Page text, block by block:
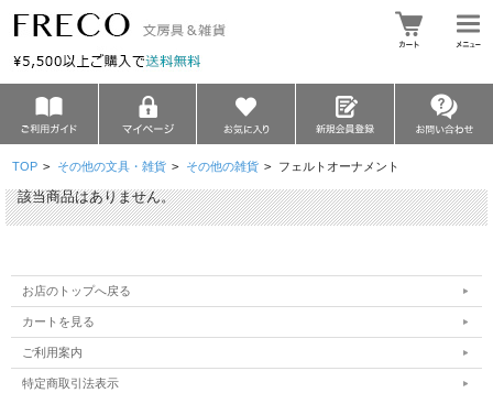
TOP > その他の文具・雑貨 > その他の雑貨 > フェルトオーナメント
該当商品はありません。
お店のトップへ戻る
カートを見る
ご利用案内
特定商取引法表示